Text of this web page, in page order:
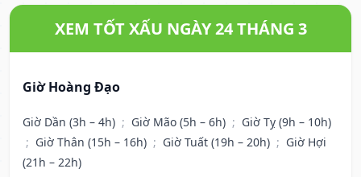
XEM TỐT XẤU NGÀY 24 THÁNG 3
Giờ Hoàng Đạo
Giờ Dần (3h – 4h) ; Giờ Mão (5h – 6h) ; Giờ Tỵ (9h – 10h)
; Giờ Thân (15h – 16h) ; Giờ Tuất (19h – 20h) ; Giờ Hợi
(21h – 22h)